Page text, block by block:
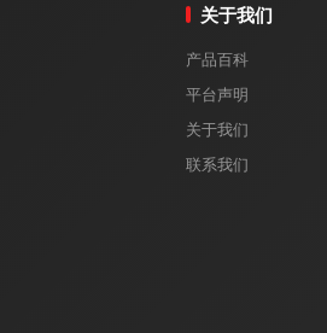
关于我们
产品百科
平台声明
关于我们
联系我们